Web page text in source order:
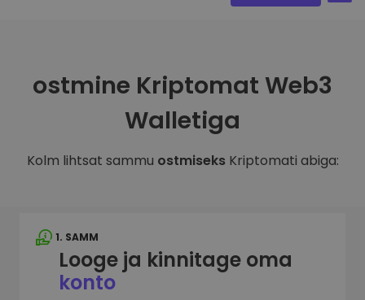
ostmine Kriptomat Web3
Walletiga
Kolm lihtsat sammu ostmiseksKriptomati abiga:
1. SAMM
Looge ja kinnitage oma
konto